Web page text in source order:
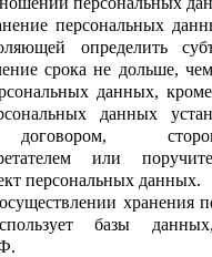
персональных
определить
срока не дольше,
данных,
данных
или
персональных данных.
хранения
базы